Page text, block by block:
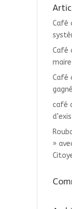
Café
Café
maire
Café
gagné
café
»